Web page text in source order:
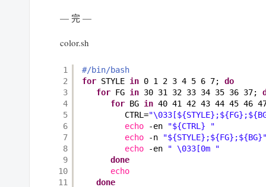
— 完 —
color.sh
1
2
3
4
5
6
7
8
9
10
11
#/bin/bash
for STYLE in 0 1 2 3 4 5 6 7; do
for FG in 30 31 32 33 34 35 36 37;
for BG in 40 41 42 43 44 45 46
CTRL=
echo
-en
"${CTRL} "
echo
-n
echo
-en
" \033[0m "
done
echo
done